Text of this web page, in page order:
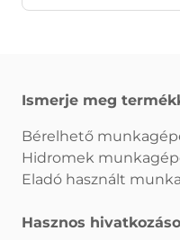
Ismerje meg
Bérelhető
Hidromek
Eladó használt
Hasznos